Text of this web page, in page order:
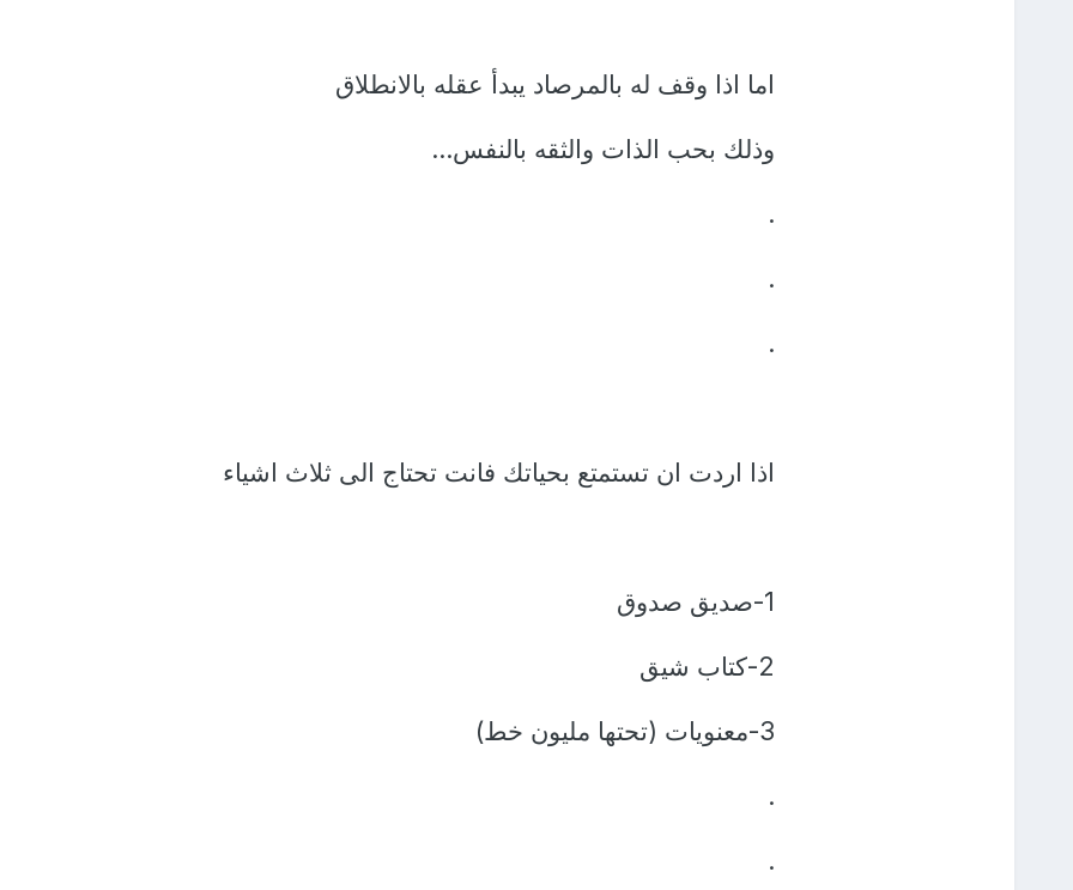
اما اذا وقف له بالمرصاد يبدأ عقله بالانطلاق
وذلك بحب الذات والثقه بالنفس...
.
.
.
اذا اردت ان تستمتع بحياتك فانت تحتاج الى ثلاث اشياء
1-صديق صدوق
2-كتاب شيق
3-معنويات (تحتها مليون خط)
.
.